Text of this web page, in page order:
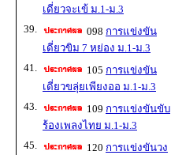
เดี่ยวจะเข้ ม.1-ม.3
39.
098 การแข่งขัน
เดี่ยวขิม 7 หย่อง ม.1-ม.3
41.
105 การแข่งขัน
เดี่ยวขลุ่ยเพียงออ ม.1-ม.3
43.
109 การแข่งขันขับ
ร้องเพลงไทย ม.1-ม.3
45.
120 การแข่งขันวง